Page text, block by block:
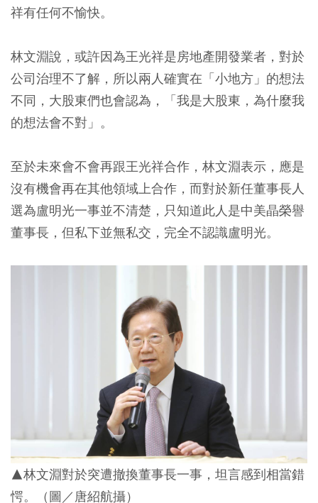
祥有任何不愉快。
林文淵說，或許因為王光祥是房地產開發業者，對於
公司治理不了解，所以兩人確實在「小地方」的想法
不同，大股東們也會認為，「我是大股東，為什麼我
的想法會不對」。
至於未來會不會再跟王光祥合作，林文淵表示，應是
沒有機會再在其他領域上合作，而對於新任董事長人
選為盧明光一事並不清楚，只知道此人是中美晶榮譽
董事長，但私下並無私交，完全不認識盧明光。
▲林文淵對於突遭撤換董事長一事，坦言感到相當錯
愕。（圖／唐紹航攝）